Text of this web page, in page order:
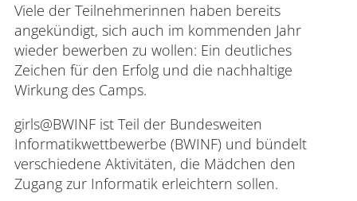
Viele der Teilnehmerinnen haben bereits
angekündigt, sich auch im kommenden Jahr
wieder bewerben zu wollen: Ein deutliches
Zeichen für den Erfolg und die nachhaltige
Wirkung des Camps.
girls@BWINF ist Teil der Bundesweiten
Informatikwettbewerbe (BWINF) und bündelt
verschiedene Aktivitäten, die Mädchen den
Zugang zur Informatik erleichtern sollen.